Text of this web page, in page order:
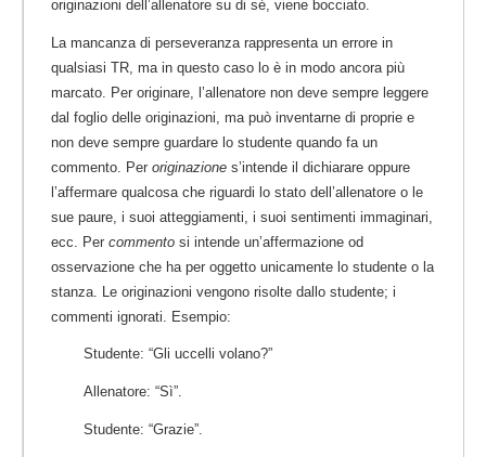
originazioni dell’allenatore su di sé, viene bocciato.
La mancanza di perseveranza rappresenta un errore in
qualsiasi TR, ma in questo caso lo è in modo ancora più
marcato. Per originare, l’allenatore non deve sempre leggere
dal foglio delle originazioni, ma può inventarne di proprie e
non deve sempre guardare lo studente quando fa un
commento. Per originazione s’intende il dichiarare oppure
l’affermare qualcosa che riguardi lo stato dell’allenatore o le
sue paure, i suoi atteggiamenti, i suoi sentimenti immaginari,
ecc. Per commento si intende un’affermazione od
osservazione che ha per oggetto unicamente lo studente o la
stanza. Le originazioni vengono risolte dallo studente; i
commenti ignorati. Esempio:
Studente: “Gli uccelli volano?”
Allenatore: “Sì”.
Studente: “Grazie”.